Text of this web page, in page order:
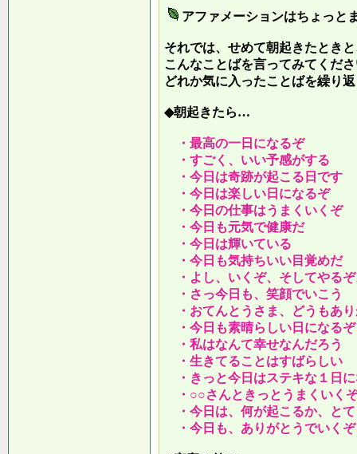
アファメーションはちょっと
それでは、せめて朝起きたとき
こんなことばを言ってみてくだ
どれか気に入ったことばを繰り
◆朝起きたら…
・最高の一日になるぞ
・すごく、いい予感がする
・今日は奇跡が起こる日です
・今日は楽しい日になるぞ
・今日の仕事はうまくいくぞ
・今日も元気で健康だ
・今日は輝いている
・今日も気持ちいい目覚めだ
・よし、いくぞ、そしてやる
・さっ今日も、笑顔でいこう
・おてんとうさま、どうもあ
・今日も素晴らしい日になるぞ
・私はなんて幸せなんだろう
・生きてることはすばらしい
・きっと今日はステキな１日
・○○さんときっとうまくいく
・今日は、何が起こるか、と
・今日も、ありがとうでいくぞ